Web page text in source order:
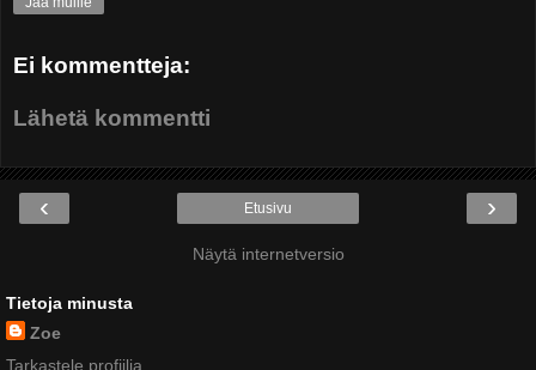
Ei kommentteja:
Lähetä kommentti
‹ ›
Etusivu
Näytä internetversio
Tietoja minusta
Zoe
Tarkastele profiilia